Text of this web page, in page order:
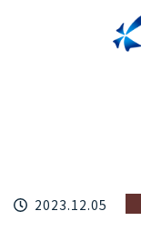
2023.12.05